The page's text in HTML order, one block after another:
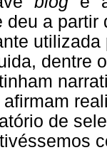
deu a
dentre
de